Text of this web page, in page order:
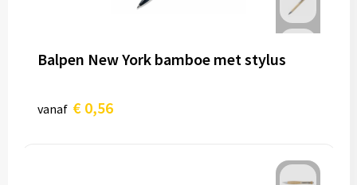
Balpen New York bamboe met stylus
vanaf € 0,56